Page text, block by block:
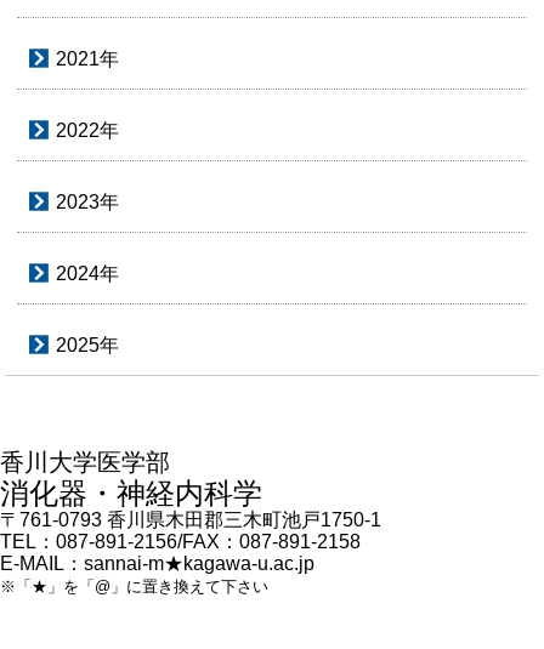
2021年
2022年
2023年
2024年
2025年
香川大学医学部
消化器・神経内科学
〒761-0793 香川県木田郡三木町池戸1750-1
TEL：087-891-2156/FAX：087-891-2158
E-MAIL：sannai-m★kagawa-u.ac.jp
※「★」を「@」に置き換えて下さい